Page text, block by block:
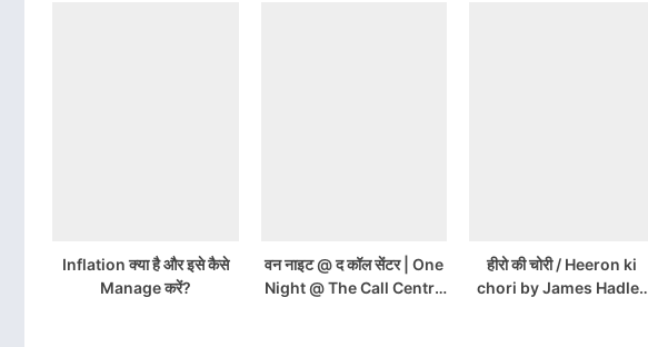
Inflation क्या है और इसे कैसे
Manage करें?
वन नाइट @ द कॉल सेंटर | One
Night @ The Call Centre
हीरो की चोरी / Heeron ki
chori by James Hadley